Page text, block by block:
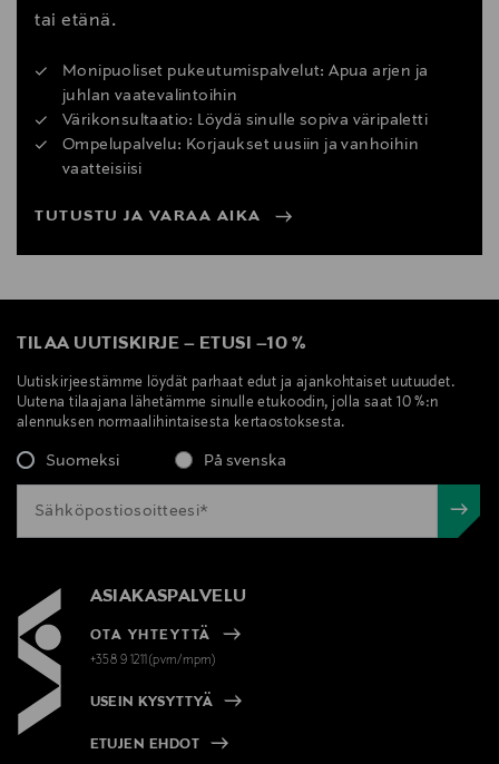
tai etänä.
Monipuoliset pukeutumispalvelut: Apua arjen ja
juhlan vaatevalintoihin
Värikonsultaatio: Löydä sinulle sopiva väripaletti
Ompelupalvelu: Korjaukset uusiin ja vanhoihin
vaatteisiisi
TUTUSTU JA VARAA AIKA
TILAA UUTISKIRJE – ETUSI –10 %
Uutiskirjeestämme löydät parhaat edut ja ajankohtaiset uutuudet.
Uutena tilaajana lähetämme sinulle etukoodin, jolla saat 10 %:n
alennuksen normaalihintaisesta kertaostoksesta.
Suomeksi På svenska
ASIAKASPALVELU
OTA YHTEYTTÄ
+358 9 1211(pvm/mpm)
USEIN KYSYTTYÄ
ETUJEN EHDOT